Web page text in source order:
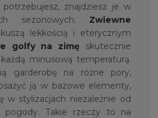
znajdziesz je w
sezonowych. Zwiewne
kuszą lekkością i eterycznym
golfyna zimę skutecznie
minusową temperaturą.
garderobę na różne pory,
ją w bazowe elementy,
w stylizacjach niezależnie od
pogody. Takie rzeczy to na